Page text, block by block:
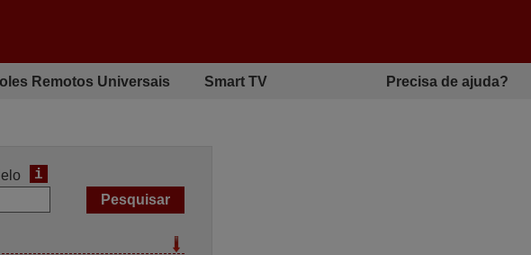
Remotos Universais Smart TV Precisa de ajuda?
i